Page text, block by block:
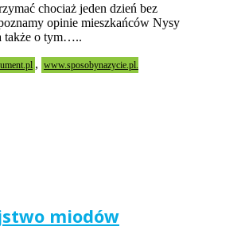
chociaż jeden dzień bez
opinie mieszkańców Nysy
także o tym…..
, www.sposobynazycie.pl.
miodów